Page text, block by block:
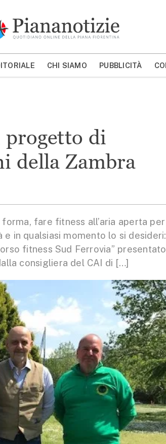
MOSTRA/NASCONDI CERCA
CHI SIAMO PUBBLICITÀ
progetto di
della Zambra
forma, fare fitness all’aria aperta per
in qualsiasi momento lo si desideri:
fitness Sud Ferrovia”
consigliera del CAI di […]